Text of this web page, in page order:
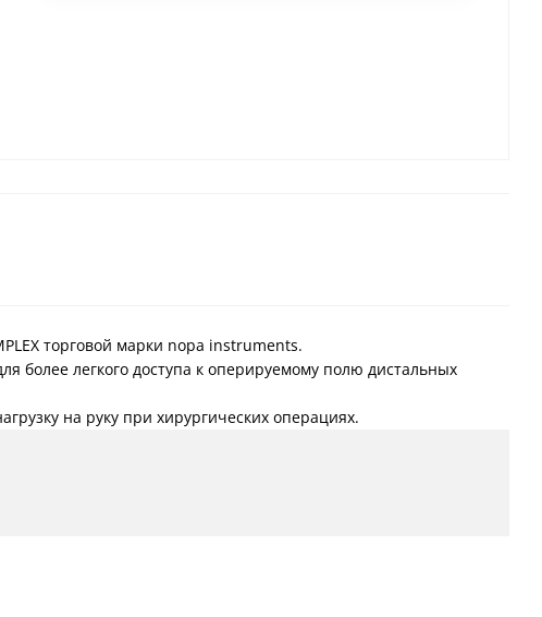
торговой марки nopa instruments.
более легкого доступа к оперируемому полю дистальных
на руку при хирургических операциях.